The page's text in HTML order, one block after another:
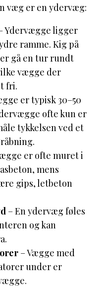
væg er en ydervæg:
Ydervægge ligger
ramme. Kig på
gå en tur rundt
vægge der
fri.
er typisk 30–50
ofte kun er
tykkelsen ved et
er ofte muret i
mens
gips, letbeton
– En ydervæg føles
og kan
– Vægge med
under er